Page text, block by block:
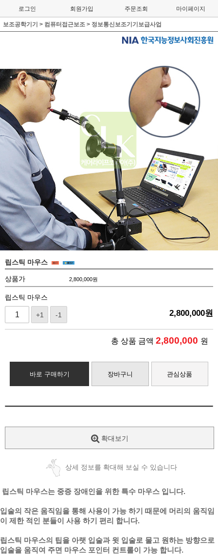
로그인 회원가입 주문조회 마이페이지
보조공학기기 > 컴퓨터접근보조 > 정보통신보조기기보급사업
립스틱 마우스
상품가 2,800,000원
립스틱 마우스
+1 -1 2,800,000원
총 상품 금액 2,800,000 원
바로 구매하기 장바구니 관심상품
확대보기
상세 정보를 확대해 보실 수 있습니다
립스틱 마우스는 중증 장애인을 위한 특수 마우스 입니다.
입술의 작은 움직임을 통해 사용이 가능 하기 때문에 머리의 움직임
이 제한 적인 분들이 사용 하기 편리 합니다.
립스틱 마우스의 팁을 아랫 입술과 윗 입술로 물고 원하는 방향으로
입술을 움직여 주면 마우스 포인터 컨트롤이 가능 합니다.